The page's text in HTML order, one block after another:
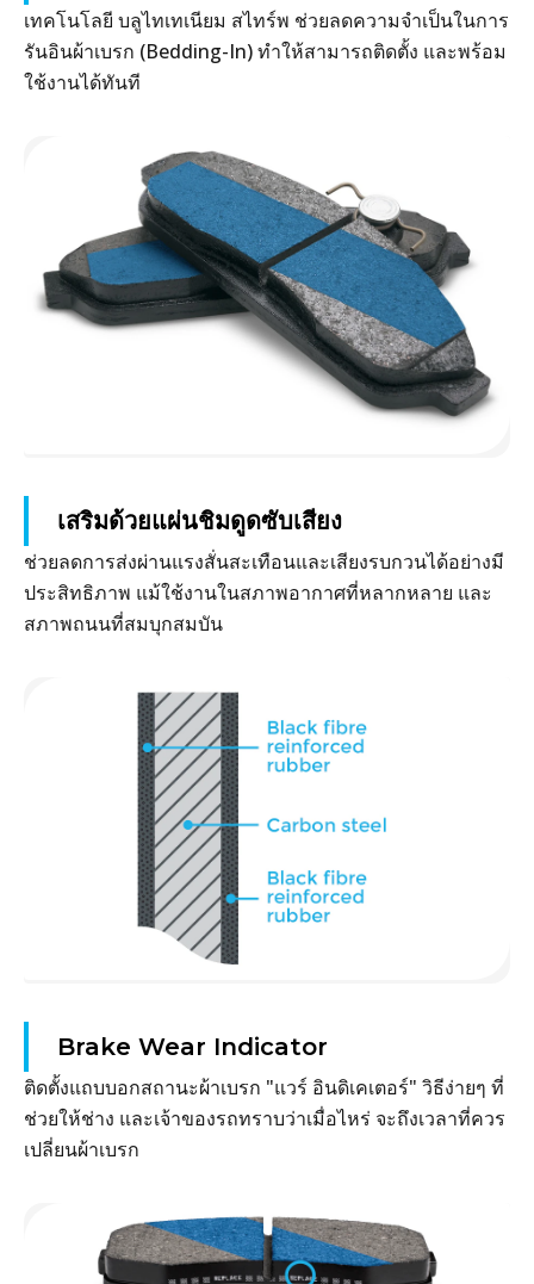
เทคโนโลยี บลูไทเทเนียม สไทร์พ ช่วยลดความจำเป็นในการ
รันอินผ้าเบรก (Bedding-In) ทำให้สามารถติดตั้ง และพร้อม
ใช้งานได้ทันที
เสริมด้วยแผ่นชิมดูดซับเสียง
ช่วยลดการส่งผ่านแรงสั่นสะเทือนและเสียงรบกวนได้อย่างมี
ประสิทธิภาพ แม้ใช้งานในสภาพอากาศที่หลากหลาย และ
สภาพถนนที่สมบุกสมบัน
Brake Wear Indicator
ติดตั้งแถบบอกสถานะผ้าเบรก "แวร์ อินดิเคเตอร์" วิธีง่ายๆ ที่
ช่วยให้ช่าง และเจ้าของรถทราบว่าเมื่อไหร่ จะถึงเวลาที่ควร
เปลี่ยนผ้าเบรก